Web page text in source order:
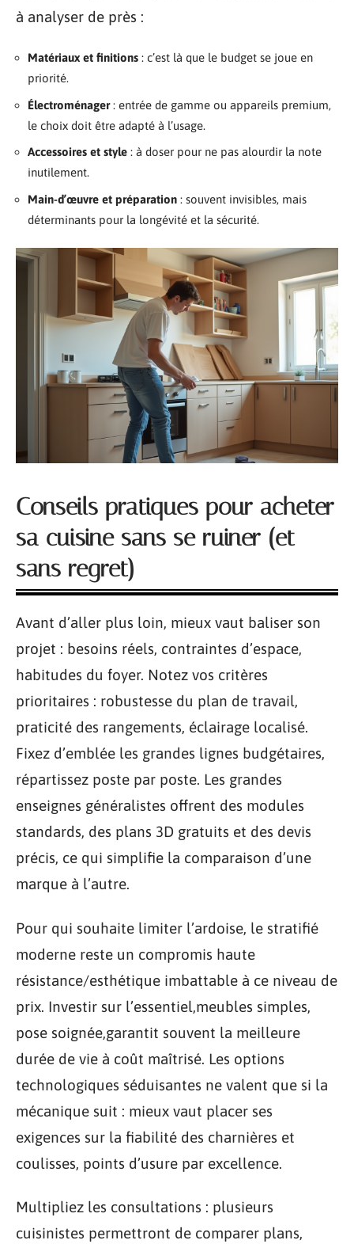
à analyser de près :
Matériaux et finitions : c’est là que le budget se joue en
priorité.
Électroménager: entrée de gamme ou appareils premium,
le choix doit être adapté à l’usage.
Accessoires et style : à doser pour ne pas alourdir la note
inutilement.
Main-d’œuvre et préparation : souvent invisibles, mais
déterminants pour la longévité et la sécurité.
Conseils pratiques pour acheter
sa cuisine sans se ruiner (et
sans regret)
Avant d’aller plus loin, mieux vaut baliser son
projet : besoins réels, contraintes d’espace,
habitudes du foyer. Notez vos critères
prioritaires : robustesse du plan de travail,
praticité des rangements, éclairage localisé.
Fixez d’emblée les grandes lignes budgétaires,
répartissez poste par poste. Les grandes
enseignes généralistes offrent des modules
standards, des plans 3D gratuits et des devis
précis, ce qui simplifie la comparaison d’une
marque à l’autre.
Pour qui souhaite limiter l’ardoise, le stratifié
moderne reste un compromis haute
résistance/esthétique imbattable à ce niveau de
prix. Investir sur l’essentiel,meubles simples,
pose soignée,garantit souvent la meilleure
durée de vie à coût maîtrisé. Les options
technologiques séduisantes ne valent que si la
mécanique suit : mieux vaut placer ses
exigences sur la fiabilité des charnières et
coulisses, points d’usure par excellence.
Multipliez les consultations : plusieurs
cuisinistes permettront de comparer plans,